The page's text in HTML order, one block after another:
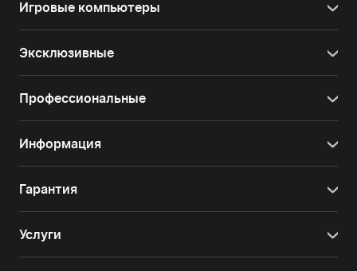
Игровые компьютеры
Эксклюзивные
Профессиональные
Информация
Гарантия
Услуги